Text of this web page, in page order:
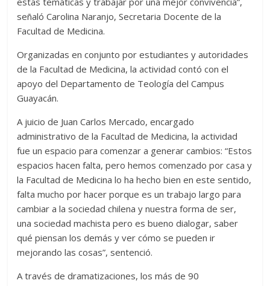
señaló Carolina Naranjo, Secretaria Docente de la
Facultad de Medicina.
Organizadas en conjunto por estudiantes y autoridades
de la Facultad de Medicina, la actividad contó con el
apoyo del Departamento de Teología del Campus
Guayacán.
A juicio de Juan Carlos Mercado, encargado
administrativo de la Facultad de Medicina, la actividad
fue un espacio para comenzar a generar cambios: “Estos
espacios hacen falta, pero hemos comenzado por casa y
la Facultad de Medicina lo ha hecho bien en este sentido,
falta mucho por hacer porque es un trabajo largo para
cambiar a la sociedad chilena y nuestra forma de ser,
una sociedad machista pero es bueno dialogar, saber
qué piensan los demás y ver cómo se pueden ir
mejorando las cosas”, sentenció.
A través de dramatizaciones, los más de 90